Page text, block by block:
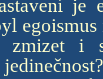
je
i